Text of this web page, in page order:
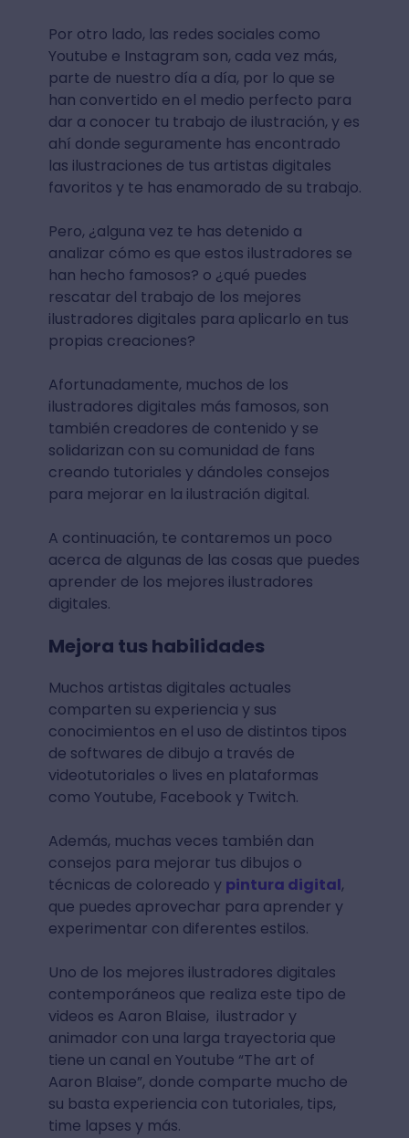
Por otro lado, las redes sociales como
Youtube e Instagram son, cada vez más,
parte de nuestro día a día, por lo que se
han convertido en el medio perfecto para
dar a conocer tu trabajo de ilustración, y es
ahí donde seguramente has encontrado
las ilustraciones de tus artistas digitales
favoritos y te has enamorado de su trabajo.
Pero, ¿alguna vez te has detenido a
analizar cómo es que estos ilustradores se
han hecho famosos? o ¿qué puedes
rescatar del trabajo de los mejores
ilustradores digitales para aplicarlo en tus
propias creaciones?
Afortunadamente, muchos de los
ilustradores digitales más famosos, son
también creadores de contenido y se
solidarizan con su comunidad de fans
creando tutoriales y dándoles consejos
para mejorar en la ilustración digital.
A continuación, te contaremos un poco
acerca de algunas de las cosas que puedes
aprender de los mejores ilustradores
digitales.
Mejora tus habilidades
Muchos artistas digitales actuales
comparten su experiencia y sus
conocimientos en el uso de distintos tipos
de softwares de dibujo a través de
videotutoriales o lives en plataformas
como Youtube, Facebook y Twitch.
Además, muchas veces también dan
consejos para mejorar tus dibujos o
técnicas de coloreado y pintura digital,
que puedes aprovechar para aprender y
experimentar con diferentes estilos.
Uno de los mejores ilustradores digitales
contemporáneos que realiza este tipo de
videos es Aaron Blaise, ilustrador y
animador con una larga trayectoria que
tiene un canal en Youtube “The art of
Aaron Blaise”, donde comparte mucho de
su basta experiencia con tutoriales, tips,
time lapses y más.